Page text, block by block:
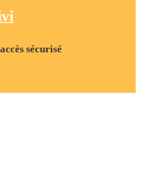
sécurisé